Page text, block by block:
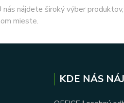
nájdete široký výber
mieste.
KDE NÁS